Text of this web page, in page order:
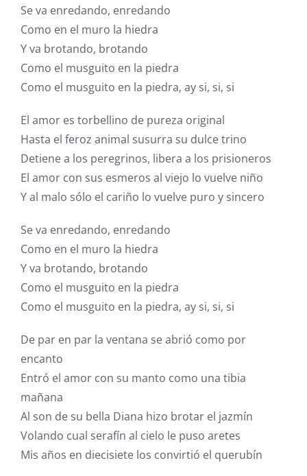
Se va enredando, enredando
Como en el muro la hiedra
Y va brotando, brotando
Como el musguito en la piedra
Como el musguito en la piedra, ay si, si, si
El amor es torbellino de pureza original
Hasta el feroz animal susurra su dulce trino
Detiene a los peregrinos, libera a los prisioneros
El amor con sus esmeros al viejo lo vuelve niño
Y al malo sólo el cariño lo vuelve puro y sincero
Se va enredando, enredando
Como en el muro la hiedra
Y va brotando, brotando
Como el musguito en la piedra
Como el musguito en la piedra, ay si, si, si
De par en par la ventana se abrió como por
encanto
Entró el amor con su manto como una tibia
mañana
Al son de su bella Diana hizo brotar el jazmín
Volando cual serafín al cielo le puso aretes
Mis años en diecisiete los convirtió el querubín